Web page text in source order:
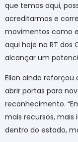
que temos aqui,
acreditarmos e
movimentos como
aqui hoje na RT dos
alcançar um
Ellen ainda
abrir portas para
reconhecimento.
mais recursos, mais
dentro do estado,